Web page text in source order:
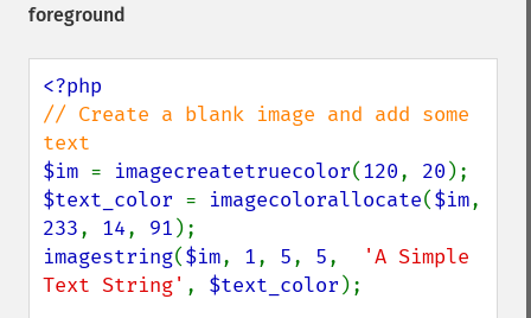
foreground
// Create a blank image and add some
$im = imagecreatetruecolor(120, 20
$text_color = imagecolorallocate($im
233, 14, 91
imagestring($im, 1, 5, 5,
'A Simple
Text String' , $text_color );